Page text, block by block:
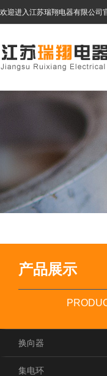
欢迎进入江苏瑞翔电器有限公司
产品展示
换向器
集电环